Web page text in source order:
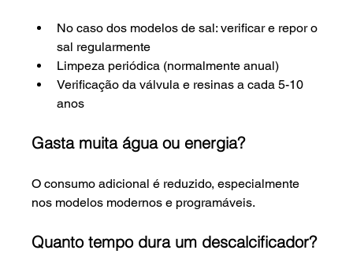
No caso dos modelos de sal: verificar e repor o
sal regularmente
Limpeza periódica (normalmente anual)
Verificação da válvula e resinas a cada 5-10
anos
Gasta muita água ou energia?
O consumo adicional é reduzido, especialmente
nos modelos modernos e programáveis.
Quanto tempo dura um descalcificador?